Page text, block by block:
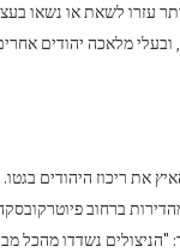
יותר עזרו לשאת או
מלאכה יהודים
ברחוב
"הניצולים נשדדו